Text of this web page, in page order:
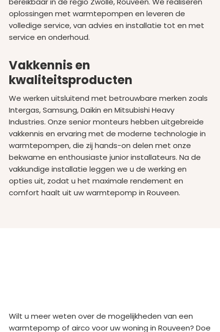
oplossingen met warmtepompen en leveren de
volledige service, van advies en installatie tot en met
service en onderhoud.
Vakkennis en
kwaliteitsproducten
We werken uitsluitend met betrouwbare merken zoals
Intergas, Samsung, Daikin en Mitsubishi Heavy
Industries. Onze senior monteurs hebben uitgebreide
vakkennis en ervaring met de moderne technologie in
warmtepompen, die zij hands-on delen met onze
bekwame en enthousiaste junior installateurs. Na de
vakkundige installatie leggen we u de werking en
opties uit, zodat u het maximale rendement en
comfort haalt uit uw warmtepomp in Rouveen.
Wilt u meer weten over de mogelijkheden van een
warmtepomp of airco voor uw woning in Rouveen? Doe